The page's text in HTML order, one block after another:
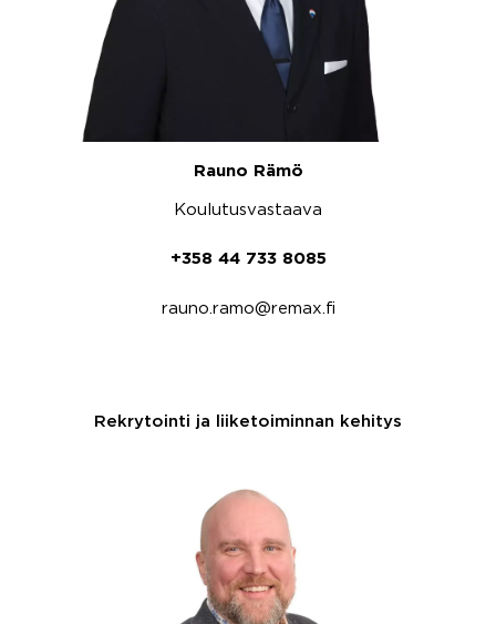
Rauno Rämö
Koulutusvastaava
+358 44 733 8085
rauno.ramo@remax.fi
Rekrytointi ja liiketoiminnan kehitys